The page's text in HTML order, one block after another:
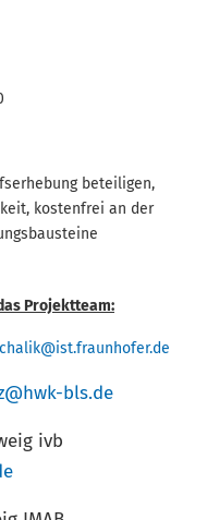
beteiligen,
kostenfrei an der
Projektteam:
bls.de
ivb